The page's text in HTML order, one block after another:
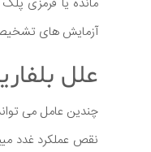
آزمایش های
علل
چندین عامل می
نقص عملکرد غدد